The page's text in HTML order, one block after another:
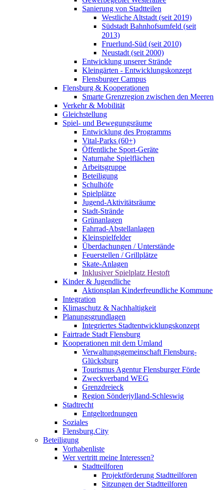
Sanierung von Stadtteilen
Westliche Altstadt (seit 2019)
Südstadt Bahnhofsumfeld (seit
2013)
Fruerlund-Süd (seit 2010)
Neustadt (seit 2000)
Entwicklung unserer Strände
Kleingärten - Entwicklungskonzept
Flensburger Campus
Flensburg & Kooperationen
Smarte Grenzregion zwischen den Meeren
Verkehr & Mobilität
Gleichstellung
Spiel- und Bewegungsräume
Entwicklung des Programms
Vital-Parks (60+)
Öffentliche Sport-Geräte
Naturnahe Spielflächen
Arbeitsgruppe
Beteiligung
Schulhöfe
Spielplätze
Jugend-Aktivitätsräume
Stadt-Strände
Grünanlagen
Fahrrad-Abstellanlagen
Kleinspielfelder
Überdachungen / Unterstände
Feuerstellen / Grillplätze
Skate-Anlagen
Inklusiver Spielplatz Hestoft
Kinder & Jugendliche
Aktionsplan Kinderfreundliche Kommune
Integration
Klimaschutz & Nachhaltigkeit
Planungsgrundlagen
Integriertes Stadtentwicklungskonzept
Fairtrade Stadt Flensburg
Kooperationen mit dem Umland
Verwaltungsgemeinschaft Flensburg-
Glücksburg
Tourismus Agentur Flensburger Förde
Zweckverband WEG
Grenzdreieck
Region Sönderjylland-Schleswig
Stadtrecht
Entgeltordnungen
Soziales
Flensburg.City
Beteiligung
Vorhabenliste
Wer vertritt meine Interessen?
Stadtteilforen
Projektförderung Stadtteilforen
Sitzungen der Stadtteilforen